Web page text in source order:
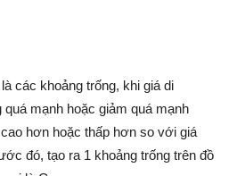
các khoảng trống, khi giá di
quá mạnh hoặc giảm quá mạnh
hơn hoặc thấp hơn so với giá
đó, tạo ra 1 khoảng trống trên đồ